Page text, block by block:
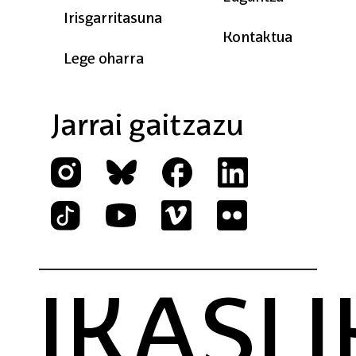
Irisgarritasuna
Lege oharra
Kontaktua
Jarrai gaitzazu